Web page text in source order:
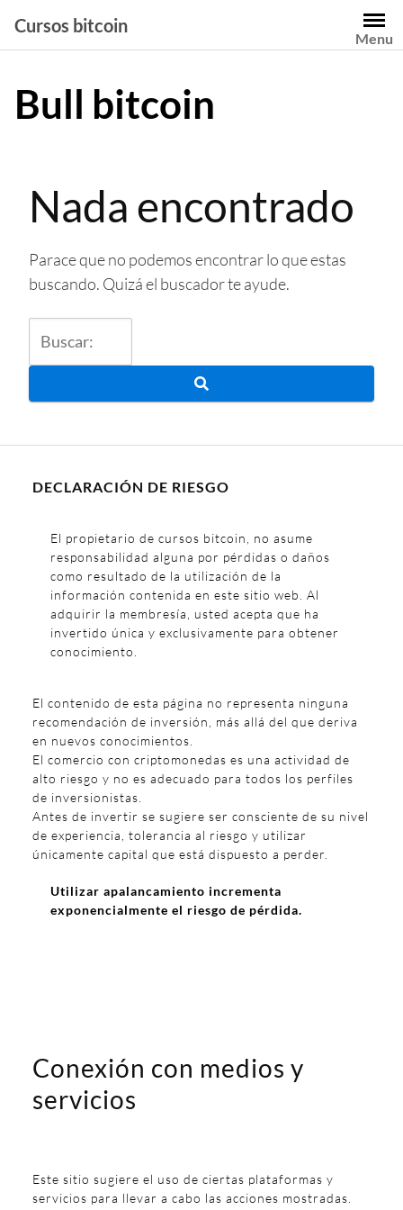
contenido
Cursos bitcoin
Menu
Bull bitcoin
Nada encontrado
Parace que no podemos encontrar lo que estas
buscando. Quizá el buscador te ayude.
DECLARACIÓN DE RIESGO
El propietario de cursos bitcoin, no asume
responsabilidad alguna por pérdidas o daños
como resultado de la utilización de la
información contenida en este sitio web. Al
adquirir la membresía, usted acepta que ha
invertido única y exclusivamente para obtener
conocimiento.
El contenido de esta página no representa ninguna
recomendación de inversión, más allá del que deriva
en nuevos conocimientos.
El comercio con criptomonedas es una actividad de
alto riesgo y no es adecuado para todos los perfiles
de inversionistas.
Antes de invertir se sugiere ser consciente de su nivel
de experiencia, tolerancia al riesgo y utilizar
únicamente capital que está dispuesto a perder.
Utilizar apalancamiento incrementa
exponencialmente el riesgo de pérdida.
Conexión con medios y
servicios
Este sitio sugiere el uso de ciertas plataformas y
servicios para llevar a cabo las acciones mostradas.